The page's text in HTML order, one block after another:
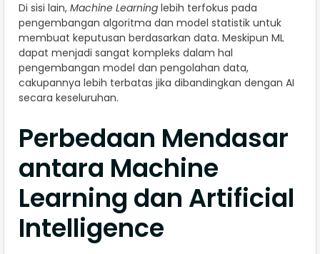
Di sisi lain, Machine Learning lebih terfokus pada
pengembangan algoritma dan model statistik untuk
membuat keputusan berdasarkan data. Meskipun ML
dapat menjadi sangat kompleks dalam hal
pengembangan model dan pengolahan data,
cakupannya lebih terbatas jika dibandingkan dengan AI
secara keseluruhan.
Perbedaan Mendasar
antara Machine
Learning dan Artificial
Intelligence